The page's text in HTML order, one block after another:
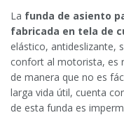
La funda de asiento
fabricada en tela de
elástico, antideslizante,
confort al motorista, es
de manera que no es
larga vida útil, cuenta
de esta funda es